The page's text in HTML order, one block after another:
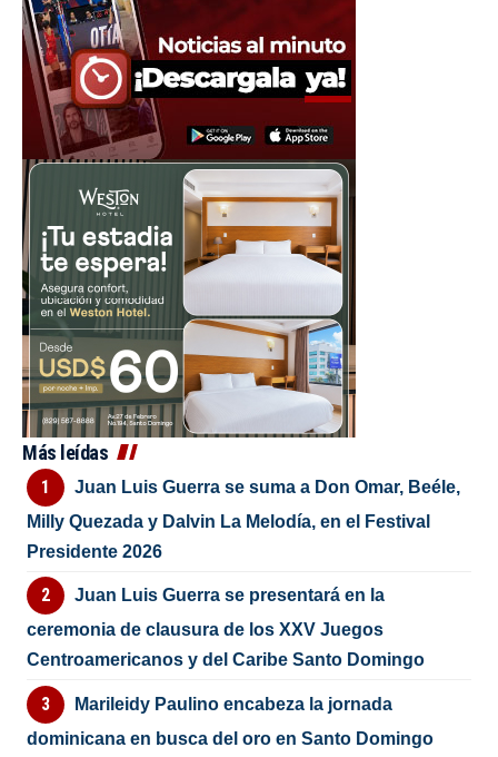
Más leídas
Juan Luis Guerra se suma a Don Omar, Beéle,
Milly Quezada y Dalvin La Melodía, en el Festival
Presidente 2026
Juan Luis Guerra se presentará en la
ceremonia de clausura de los XXV Juegos
Centroamericanos y del Caribe Santo Domingo
Marileidy Paulino encabeza la jornada
dominicana en busca del oro en Santo Domingo